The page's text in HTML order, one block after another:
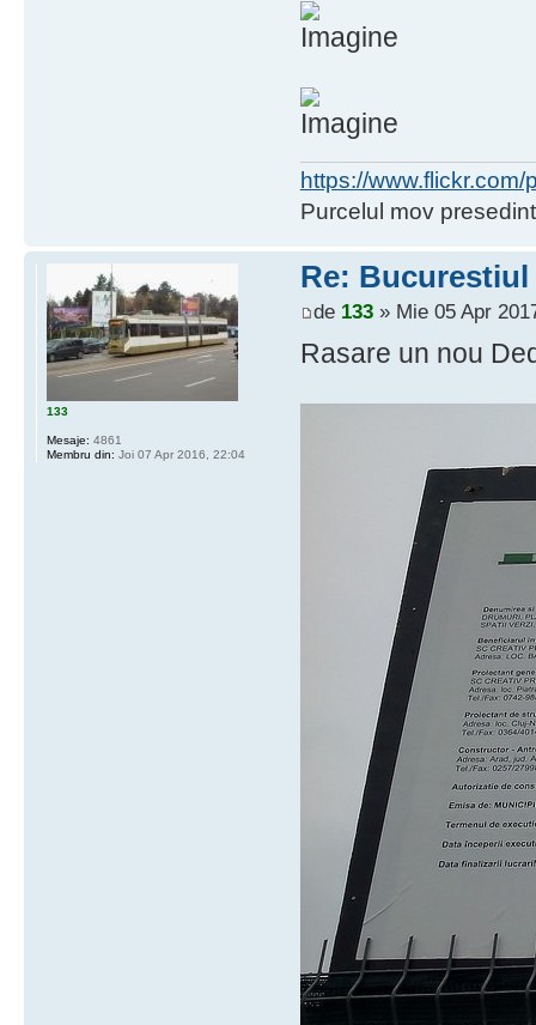
https://
Purcelul mov
Re:
de 133» Mie 05 Apr
Rasare un nou
133
Mesaje: 4861
Membru din: Joi 07 Apr 2016, 22:04